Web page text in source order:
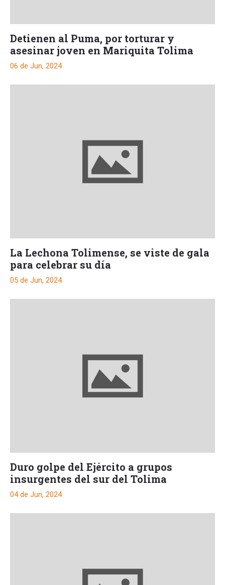
Detienen al Puma, por torturar y
asesinar joven en Mariquita Tolima
06 de Jun, 2024
La Lechona Tolimense, se viste de gala
para celebrar su día
05 de Jun, 2024
Duro golpe del Ejército a grupos
insurgentes del sur del Tolima
04 de Jun, 2024